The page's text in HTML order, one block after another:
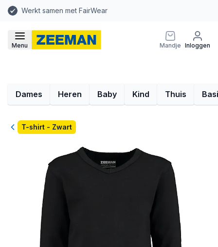
Werkt samen met FairWear
Menu Mandje Inloggen
Dames Heren Baby Kind Thuis
TerugT-shirt - Zwart